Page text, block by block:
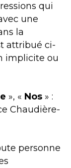
qui
une
la
attribué ci-
implicite ou
», « Nos » :
Chaudière-
personne